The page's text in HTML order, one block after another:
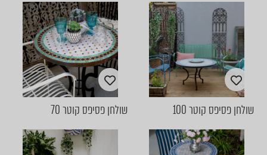
שולחן פסיפס קוטר 100 שולחן פסיפס קוטר 70